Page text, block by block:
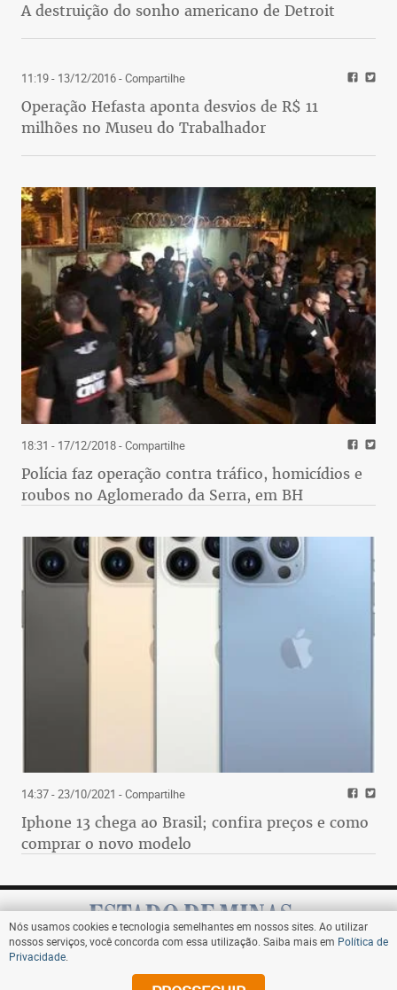
A destruição do sonho americano de Detroit
11:19 - 13/12/2016- Compartilhe
Operação Hefasta aponta desvios de R$ 11
milhões no Museu do Trabalhador
18:31 - 17/12/2018- Compartilhe
Polícia faz operação contra tráfico, homicídios e
roubos no Aglomerado da Serra, em BH
14:37 - 23/10/2021 - Compartilhe
Iphone 13 chega ao Brasil; confira preços e como
comprar o novo modelo
Assine
Nós usamos cookies e tecnologia semelhantes em nossos sites. Ao utilizar
nossos serviços, você concorda com essa utilização. Saiba mais em Política de
Privacidade